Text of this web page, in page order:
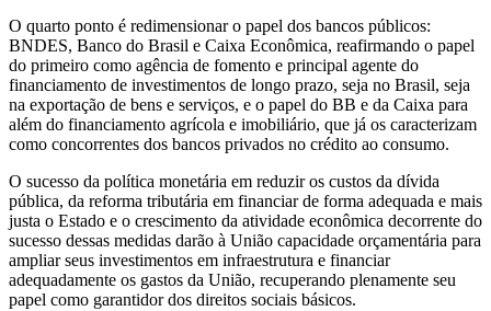
O quarto ponto é redimensionar o papel dos bancos públicos:
BNDES, Banco do Brasil e Caixa Econômica, reafirmando o papel
do primeiro como agência de fomento e principal agente do
financiamento de investimentos de longo prazo, seja no Brasil, seja
na exportação de bens e serviços, e o papel do BB e da Caixa para
além do financiamento agrícola e imobiliário, que já os caracterizam
como concorrentes dos bancos privados no crédito ao consumo.
O sucesso da política monetária em reduzir os custos da dívida
pública, da reforma tributária em financiar de forma adequada e mais
justa o Estado e o crescimento da atividade econômica decorrente do
sucesso dessas medidas darão à União capacidade orçamentária para
ampliar seus investimentos em infraestrutura e financiar
adequadamente os gastos da União, recuperando plenamente seu
papel como garantidor dos direitos sociais básicos.